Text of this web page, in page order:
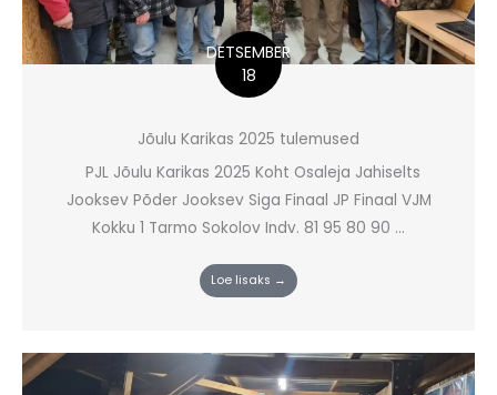
DETSEMBER
18
Jõulu Karikas 2025 tulemused
PJL Jõulu Karikas 2025 Koht Osaleja Jahiselts
Jooksev Põder Jooksev Siga Finaal JP Finaal VJM
Kokku 1 Tarmo Sokolov Indv. 81 95 80 90 ...
Loe lisaks →